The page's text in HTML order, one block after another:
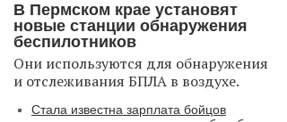
В Пермском крае установят
новые станции обнаружения
беспилотников
Они используются для обнаружения
и отслеживания БПЛА в воздухе.
Стала известна зарплата бойцов